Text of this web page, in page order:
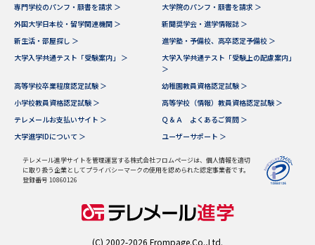
専門学校のパンフ・願書を請求 ＞
大学院のパンフ・願書を請求 ＞
外国大学日本校・留学関連機関 ＞
新聞奨学会・進学情報誌 ＞
新生活・部屋探し ＞
進学塾・予備校、高卒認定予備校 ＞
大学入学共通テスト「受験案内」 ＞
大学入学共通テスト「受験上の配慮案内」
＞
高等学校卒業程度認定試験 ＞
幼稚園教員資格認定試験 ＞
小学校教員資格認定試験 ＞
高等学校（情報）教員資格認定試験 ＞
テレメールお支払いサイト ＞
Ｑ＆Ａ よくあるご質問 ＞
大学進学IDについて ＞
ユーザーサポート ＞
テレメール進学サイトを管理運営する株式会社フロムページは、個人情報を適切
に取り扱う企業としてプライバシーマークの使用を認められた認定事業者です。
登録番号 10860126
(C) 2002-2026 Frompage.Co.,Ltd.